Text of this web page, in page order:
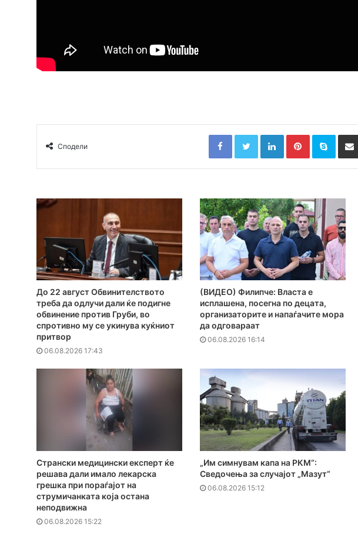
Сподели
FacebookTwitterLinkedInPinterestSkype
До 22 август Обвинителството
треба да одлучи дали ќе подигне
обвинение против Груби, во
спротивно му се укинува куќниот
притвор
06.08.2026 17:43
(ВИДЕО) Филипче: Власта е
исплашена, посегна по децата,
организаторите и напаѓачите мора
да одговараат
06.08.2026 16:14
Странски медицински експерт ќе
решава дали имало лекарска
грешка при пораѓајот на
струмичанката која остана
неподвижна
06.08.2026 15:22
„Им симнувам капа на РКМ“:
Сведочења за случајот „Мазут“
06.08.2026 15:12